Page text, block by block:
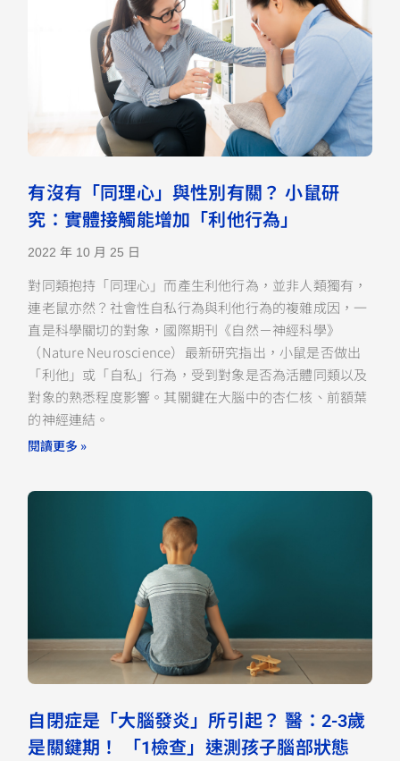
有沒有「同理心」與性別有關？ 小鼠研
究：實體接觸能增加「利他行為」
2022 年 10 月 25 日
對同類抱持「同理心」而產生利他行為，並非人類獨有，
連老鼠亦然？社會性自私行為與利他行為的複雜成因，一
直是科學關切的對象，國際期刊《自然－神經科學》
（Nature Neuroscience）最新研究指出，小鼠是否做出
「利他」或「自私」行為，受到對象是否為活體同類以及
對象的熟悉程度影響。其關鍵在大腦中的杏仁核、前額葉
的神經連結。
閱讀更多 »
自閉症是「大腦發炎」所引起？ 醫：2-3歲
是關鍵期！ 「1檢查」速測孩子腦部狀態